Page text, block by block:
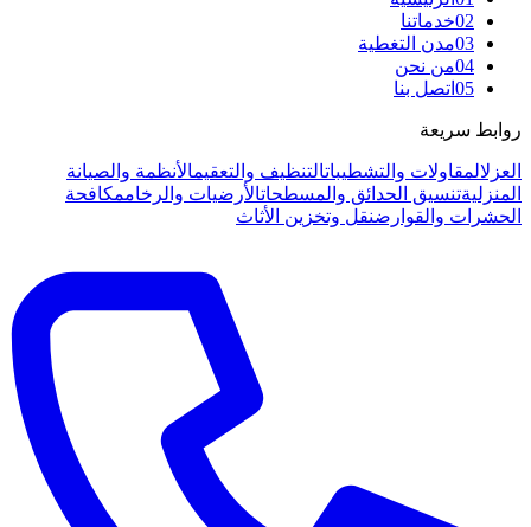
02خدماتنا
03مدن التغطية
04من نحن
05 اتصل بنا
روابط سريعة
العزلالمقاولات والتشطيباتالتنظيف والتعقيمالأنظمة والصيانة
المنزليةتنسيق الحدائق والمسطحاتالأرضيات والرخاممكافحة
الحشرات والقوارضنقل وتخزين الأثاث